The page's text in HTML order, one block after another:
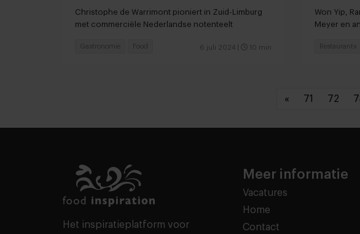
Christophe de Warrimont pioniert in Zuid-Limburg
met commerciële Nederlandse notenteelt
6 juli 2024 10 min
Gastronomie Food
Won Yip,
Meyer en
Restaurants
« 71 72
Het inspiratieplatform voor
Meer informatie
Vacatures
Home
Contact